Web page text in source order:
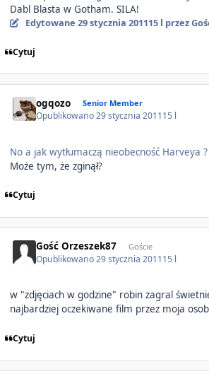
Dabl Blasta w Gotham. SILA!
Edytowane 29 stycznia 201115 l przez
Cytuj
ogqozo Senior Member
Opublikowano29 stycznia 201115 l
No a jak wytłumaczą nieobecność Harveya ?
Może tym, że zginął?
Cytuj
Gość Orzeszek87 Goście
Opublikowano29 stycznia 201115 l
w "zdjęciach w godzine" robin zagral
najbardziej oczekiwane film przez moja
Cytuj